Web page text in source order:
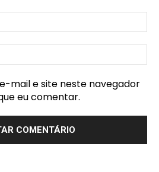
mail e site neste navegador
eu comentar.